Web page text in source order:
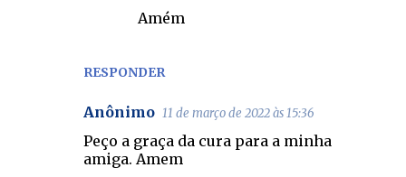
RESPONDER
Amém
Anônimo 11 de março de 2022 às 15:36
Peço a graça da cura para a minha
amiga. Amem